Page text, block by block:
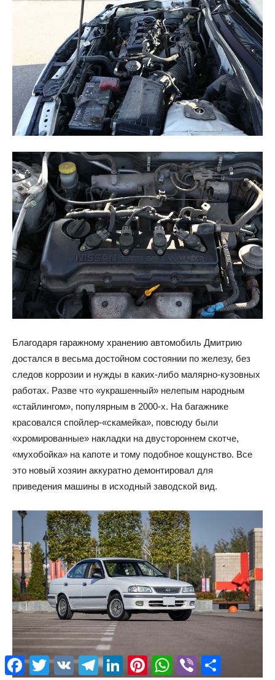
Благодаря гаражному хранению автомобиль Дмитрию
достался в весьма достойном состоянии по железу, без
следов коррозии и нужды в каких-либо малярно-кузовных
работах. Разве что «украшенный» нелепым народным
«стайлингом», популярным в 2000-х. На багажнике
красовался спойлер-«скамейка», повсюду были
«хромированные» накладки на двустороннем скотче,
«мухобойка» на капоте и тому подобное кощунство. Все
это новый хозяин аккуратно демонтировал для
приведения машины в исходный заводской вид.
FacebookTwitterVK TelegramLinkedInPinterestWhatsApp
Viber